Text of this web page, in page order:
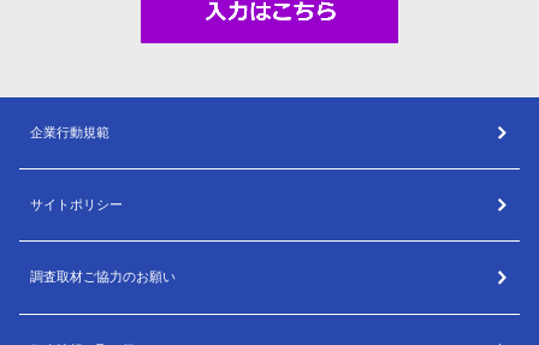
企業行動規範
サイトポリシー
調査取材ご協力のお願い